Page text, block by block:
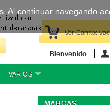
Ver Carrito:
Bienvenido
VARIOS
Al continuar navegando